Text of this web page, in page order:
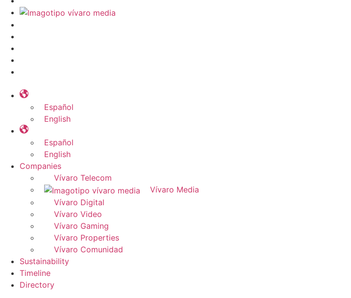
Español
English
Español
English
Companies
Vívaro Telecom
Vívaro Media
Vívaro Digital
Vívaro Video
Vívaro Gaming
Vívaro Properties
Vívaro Comunidad
Sustainability
Timeline
Directory